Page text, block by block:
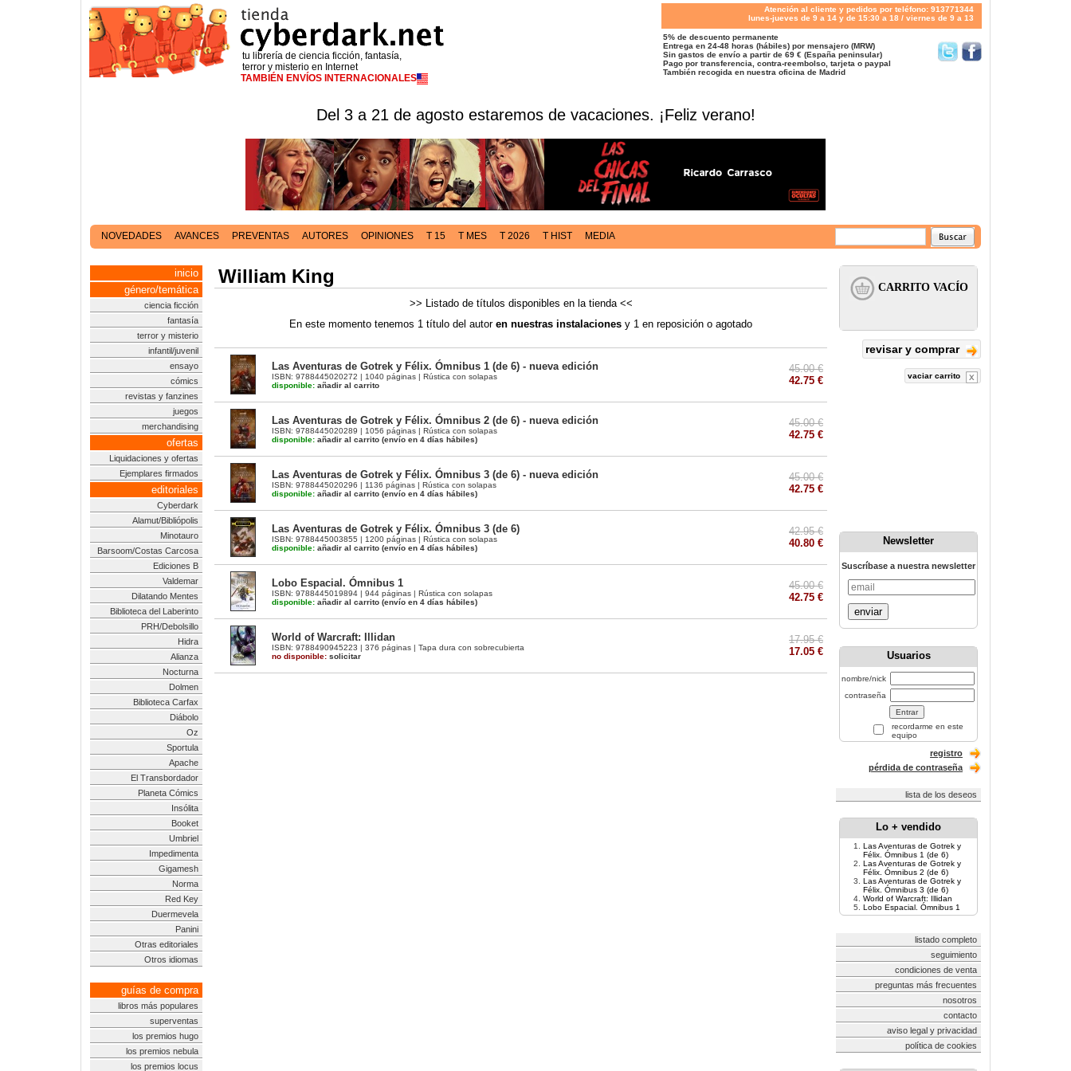
tu librería de ciencia ficción, fantasía,
terror y misterio en Internet
TAMBIÉN ENVÍOS INTERNACIONALES
Atención al cliente y pedidos por teléfono: 913771344
lunes-jueves de 9 a 14 y de 15:30 a 18 / viernes de 9 a 13
5% de descuento permanente
Entrega en 24-48 horas (hábiles) por mensajero (MRW)
Sin gastos de envío a partir de 69 € (España peninsular)
Pago por transferencia, contra-reembolso, tarjeta o paypal
También recogida en nuestra oficina de Madrid
Del 3 a 21 de agosto estaremos de vacaciones. ¡Feliz verano!
NOVEDADES AVANCES PREVENTAS AUTORES OPINIONES T 15 T MES T 2026 T HIST MEDIA
inicio
género/temática
ciencia ficción
fantasía
terror y misterio
infantil/juvenil
ensayo
cómics
revistas y fanzines
juegos
merchandising
ofertas
Liquidaciones y ofertas
Ejemplares firmados
editoriales
Cyberdark
Alamut/Bibliópolis
Minotauro
Barsoom/Costas Carcosa
Ediciones B
Valdemar
Dilatando Mentes
Biblioteca del Laberinto
PRH/Debolsillo
Hidra
Alianza
Nocturna
Dolmen
Biblioteca Carfax
Diábolo
Oz
Sportula
Apache
El Transbordador
Planeta Cómics
Insólita
Booket
Umbriel
Impedimenta
Gigamesh
Norma
Red Key
Duermevela
Panini
Otras editoriales
Otros idiomas
guías de compra
libros más populares
superventas
los premios hugo
los premios nebula
los premios locus
William King
>> Listado de títulos disponibles en la tienda <<
En este momento tenemos 1 título del autor en nuestras instalaciones y 1 en reposición o agotado
Las Aventuras de Gotrek y Félix. Ómnibus 1 (de 6) - nueva edición
ISBN: 9788445020272 | 1040 páginas | Rústica con solapas
disponible: añadir al carrito
45.00 €
42.75 €
Las Aventuras de Gotrek y Félix. Ómnibus 2 (de 6) - nueva edición
ISBN: 9788445020289 | 1056 páginas | Rústica con solapas
disponible: añadir al carrito (envío en 4 días hábiles)
45.00 €
42.75 €
Las Aventuras de Gotrek y Félix. Ómnibus 3 (de 6) - nueva edición
ISBN: 9788445020296 | 1136 páginas | Rústica con solapas
disponible: añadir al carrito (envío en 4 días hábiles)
45.00 €
42.75 €
Las Aventuras de Gotrek y Félix. Ómnibus 3 (de 6)
ISBN: 9788445003855 | 1200 páginas | Rústica con solapas
disponible: añadir al carrito (envío en 4 días hábiles)
42.95 €
40.80 €
Lobo Espacial. Ómnibus 1
ISBN: 9788445019894 | 944 páginas | Rústica con solapas
disponible: añadir al carrito (envío en 4 días hábiles)
45.00 €
42.75 €
World of Warcraft: Illidan
ISBN: 9788490945223 | 376 páginas | Tapa dura con sobrecubierta
no disponible: solicitar
17.95 €
17.05 €
revisar y comprar
vaciar carrito
Newsletter
Suscríbase a nuestra newsletter
enviar
Usuarios
nombre/nick
contraseña
recordarme en este
equipo
registro
pérdida de contraseña
lista de los deseos
Lo + vendido
Las Aventuras de Gotrek y
Félix. Ómnibus 1 (de 6)
Las Aventuras de Gotrek y
Félix. Ómnibus 2 (de 6)
Las Aventuras de Gotrek y
Félix. Ómnibus 3 (de 6)
World of Warcraft: Illidan
Lobo Espacial. Ómnibus 1
listado completo
seguimiento
condiciones de venta
preguntas más frecuentes
nosotros
contacto
aviso legal y privacidad
política de cookies